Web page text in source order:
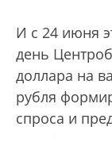
И с 24 июня
день
доллара на
рубля
спроса и